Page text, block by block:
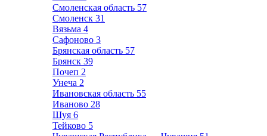
Смоленская область 57
Смоленск 31
Вязьма 4
Сафоново 3
Брянская область 57
Брянск 39
Почеп 2
Унеча 2
Ивановская область 55
Иваново 28
Шуя 6
Тейково 5